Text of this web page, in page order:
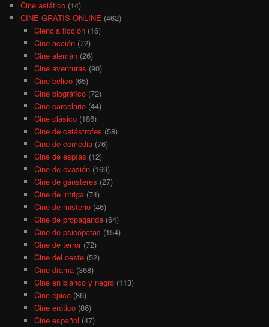
Cine asiático (14)
CINE GRATIS ONLINE (462)
Ciencia ficción(16)
Cine acción(72)
Cine alemán(26)
Cine aventuras (90)
Cine bélico(65)
Cine biográfico(72)
Cine carcelario(44)
Cine clásico(186)
Cine de catástrofes (58)
Cine de comedia(76)
Cine de espías (12)
Cine de evasión(169)
Cine de gánsteres (27)
Cine de intriga(74)
Cine de misterio(46)
Cine de propaganda(64)
Cine de psicópatas (154)
Cine de terror(72)
Cine del oeste(52)
Cine drama(368)
Cine en blanco y negro(113)
Cine épico(86)
Cine erótico(86)
Cine español (47)